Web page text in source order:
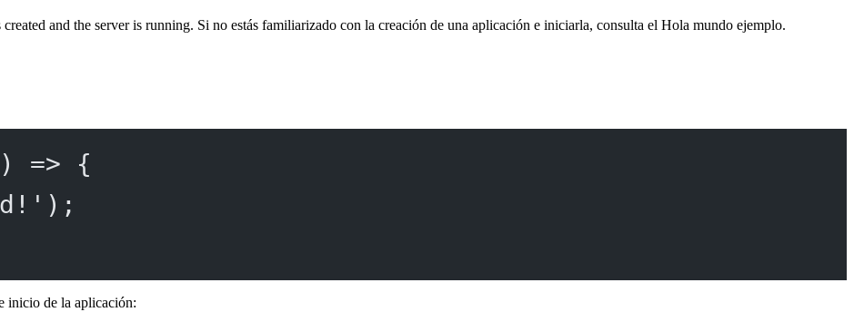
created and the server is running. Si no estás familiarizado con la creación de una aplicación e iniciarla, consulta el Hola mundo ejemplo.
) => {
);
inicio de la aplicación: